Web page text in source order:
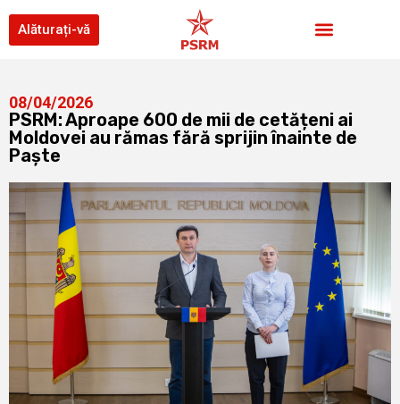
Alăturați-vă
08/04/2026
PSRM: Aproape 600 de mii de cetățeni ai
Moldovei au rămas fără sprijin înainte de
Paște